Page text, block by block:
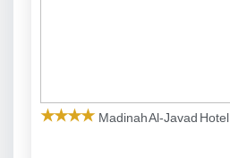
Madinah Al-Javad Hotel
★
★
★
★